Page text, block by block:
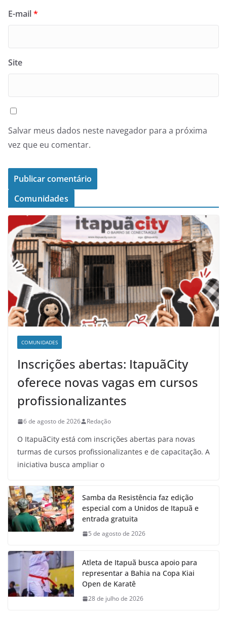
E-mail*
Site
Salvar meus dados neste navegador para a próxima
vez que eu comentar.
Comunidades
COMUNIDADES
Inscrições abertas: ItapuãCity
oferece novas vagas em cursos
profissionalizantes
6 de agosto de 2026 Redação
O ItapuãCity está com inscrições abertas para novas
turmas de cursos profissionalizantes e de capacitação. A
iniciativa busca ampliar o
Samba da Resistência faz edição
especial com a Unidos de Itapuã e
entrada gratuita
5 de agosto de 2026
Atleta de Itapuã busca apoio para
representar a Bahia na Copa Kiai
Open de Karatê
28 de julho de 2026